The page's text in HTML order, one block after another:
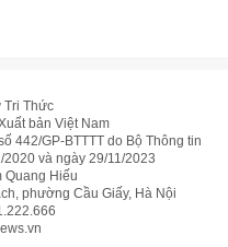
Tri Thức
bản Việt Nam
442/GP-BTTTT do Bộ Thông tin
và ngày 29/11/2023
Quang Hiếu
phường Cầu Giấy, Hà Nội